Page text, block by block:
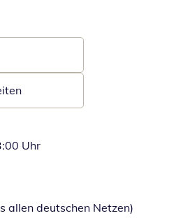
Uhr
allen deutschen Netzen)